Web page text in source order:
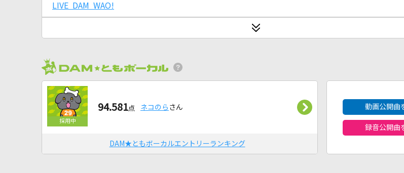
LIVE DAM WAO!
94.581点 ネコのら さん
DAM★ともボーカルエントリーランキング
動画公開曲
録音公開曲